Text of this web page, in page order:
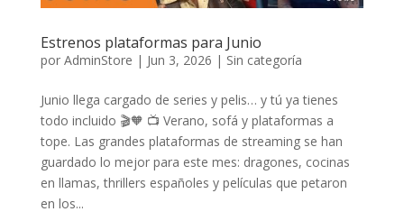
Estrenos plataformas para Junio
por AdminStore | Jun 3, 2026 | Sin categoría
Junio llega cargado de series y pelis… y tú ya tienes
todo incluido 🎬🧡 📺 Verano, sofá y plataformas a
tope. Las grandes plataformas de streaming se han
guardado lo mejor para este mes: dragones, cocinas
en llamas, thrillers españoles y películas que petaron
en los...